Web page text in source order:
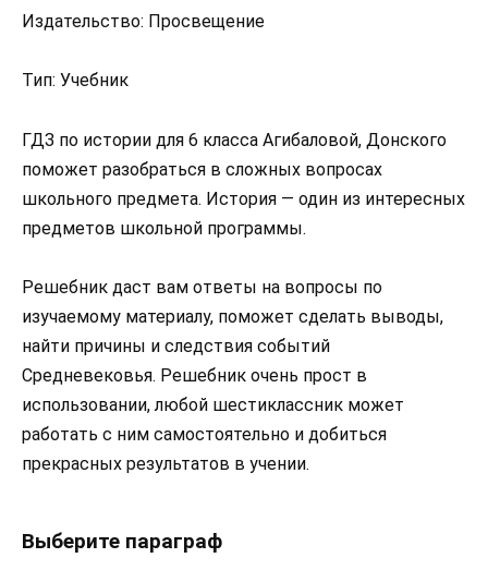
Издательство: Просвещение
Тип: Учебник
ГДЗ по истории для 6 класса Агибаловой, Донского
поможет разобраться в сложных вопросах
школьного предмета. История — один из интересных
предметов школьной программы.
Решебник даст вам ответы на вопросы по
изучаемому материалу, поможет сделать выводы,
найти причины и следствия событий
Средневековья. Решебник очень прост в
использовании, любой шестиклассник может
работать с ним самостоятельно и добиться
прекрасных результатов в учении.
Выберите параграф